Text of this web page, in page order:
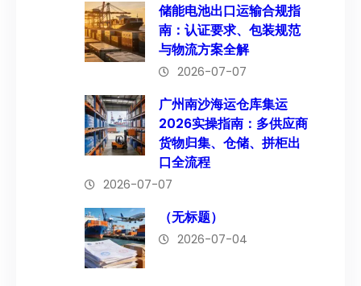
储能电池出口运输合规指
南：认证要求、包装规范
与物流方案全解
2026-07-07
广州南沙海运仓库集运
2026实操指南：多供应商
货物归集、仓储、拼柜出
口全流程
2026-07-07
（无标题）
2026-07-04